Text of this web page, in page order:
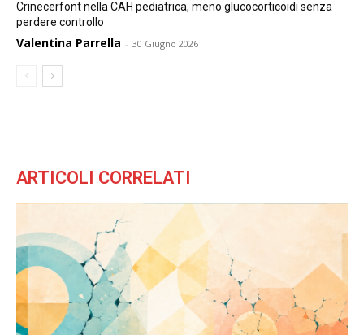
Crinecerfont nella CAH pediatrica, meno glucocorticoidi senza
perdere controllo
Valentina Parrella - 30 Giugno 2026
ARTICOLI CORRELATI